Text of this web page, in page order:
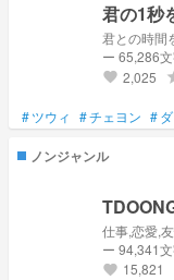
君の1秒
君との時間
ー 65,286
favorite 2,025
#ツウィ #チェヨン #
ノンジャンル
ー 94,341
favorite 15,821